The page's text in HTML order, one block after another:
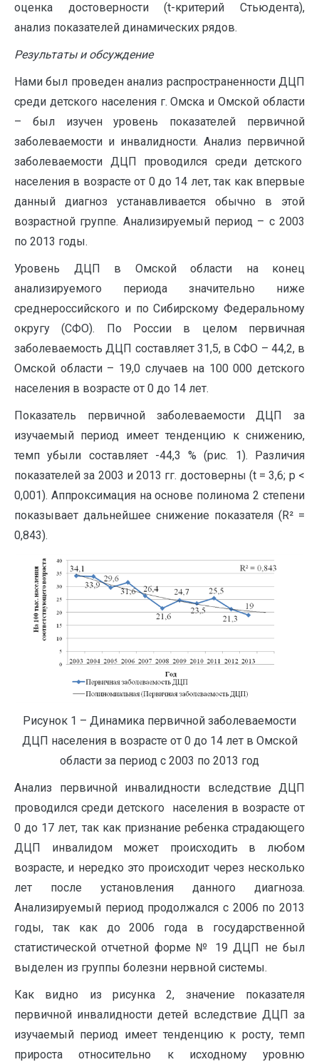
оценка достоверности (t-критерий Стьюдента),
анализ показателей динамических рядов.
Результаты и обсуждение
Нами был проведен анализ распространенности ДЦП
среди детского населения г. Омска и Омской области
– был изучен уровень показателей первичной
заболеваемости и инвалидности. Анализ первичной
заболеваемости ДЦП проводился среди детского
населения в возрасте от 0 до 14 лет, так как впервые
данный диагноз устанавливается обычно в этой
возрастной группе. Анализируемый период – с 2003
по 2013 годы.
Уровень ДЦП в Омской области на конец
анализируемого периода значительно ниже
среднероссийского и по Сибирскому Федеральному
округу (СФО). По России в целом первичная
заболеваемость ДЦП составляет 31,5, в СФО – 44,2, в
Омской области – 19,0 случаев на 100 000 детского
населения в возрасте от 0 до 14 лет.
Показатель первичной заболеваемости ДЦП за
изучаемый период имеет тенденцию к снижению,
темп убыли составляет -44,3 % (рис. 1). Различия
показателей за 2003 и 2013 гг. достоверны (t = 3,6; р <
0,001). Аппроксимация на основе полинома 2 степени
показывает дальнейшее снижение показателя (R² =
0,843).
Рисунок 1 – Динамика первичной заболеваемости
ДЦП населения в возрасте от 0 до 14 лет в Омской
области за период с 2003 по 2013 год
Анализ первичной инвалидности вследствие ДЦП
проводился среди детского населения в возрасте от
0 до 17 лет, так как признание ребенка страдающего
ДЦП инвалидом может происходить в любом
возрасте, и нередко это происходит через несколько
лет после установления данного диагноза.
Анализируемый период продолжался с 2006 по 2013
годы, так как до 2006 года в государственной
статистической отчетной форме № 19 ДЦП не был
выделен из группы болезни нервной системы.
Как видно из рисунка 2, значение показателя
первичной инвалидности детей вследствие ДЦП за
изучаемый период имеет тенденцию к росту, темп
прироста относительно к исходному уровню